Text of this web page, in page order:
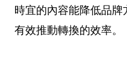
時宜的內容能降低品牌
有效推動轉換的效率。